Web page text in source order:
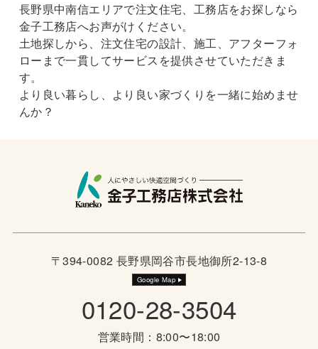
長野県中南信エリアで注文住宅、工務店をお探しなら
金子工務店へお声がけください。
土地探しから、注文住宅の設計、施工、アフターフォ
ローまで一貫してサービスを提供させていただきま
す。
より良い暮らし、より良い家づくりを一緒に始めませ
んか？
〒394-0082 長野県岡谷市長地御所2-13-8
Google Map
0120-28-3504
営業時間：8:00〜18:00